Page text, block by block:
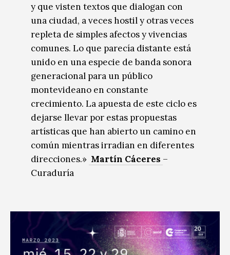
y que visten textos que dialogan con
una ciudad, a veces hostil y otras veces
repleta de simples afectos y vivencias
comunes. Lo que parecía distante está
unido en una especie de banda sonora
generacional para un público
montevideano en constante
crecimiento. La apuesta de este ciclo es
dejarse llevar por estas propuestas
artísticas que han abierto un camino en
común mientras irradian en diferentes
direcciones.» Martín Cáceres –
Curaduría